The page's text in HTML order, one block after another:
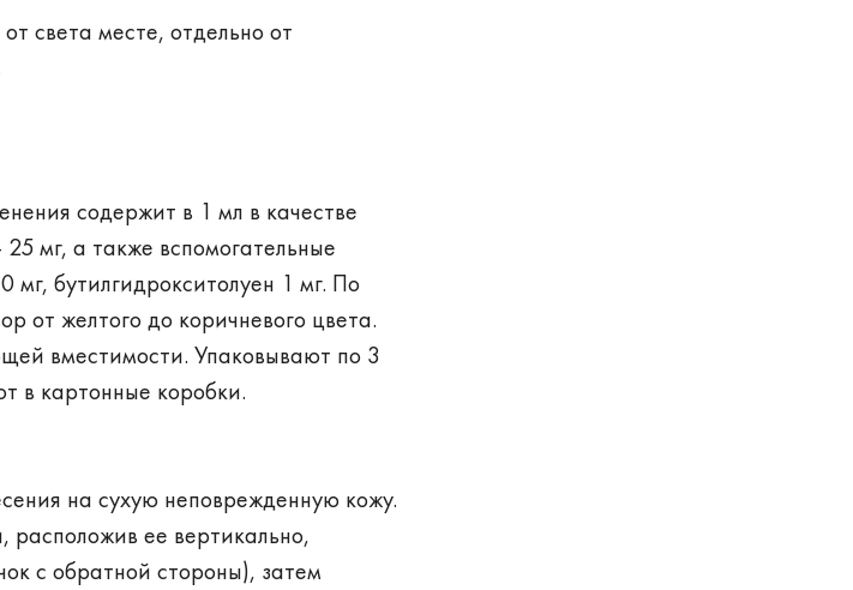
света месте, отдельно от
содержит в 1 мл в качестве
мг, а также вспомогательные
мг, бутилгидрокситолуен 1 мг. По
от желтого до коричневого цвета.
вместимости. Упаковывают по 3
в картонные коробки.
на сухую неповрежденную кожу.
ее вертикально,
с обратной стороны), затем